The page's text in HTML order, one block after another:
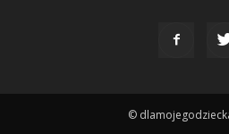
©